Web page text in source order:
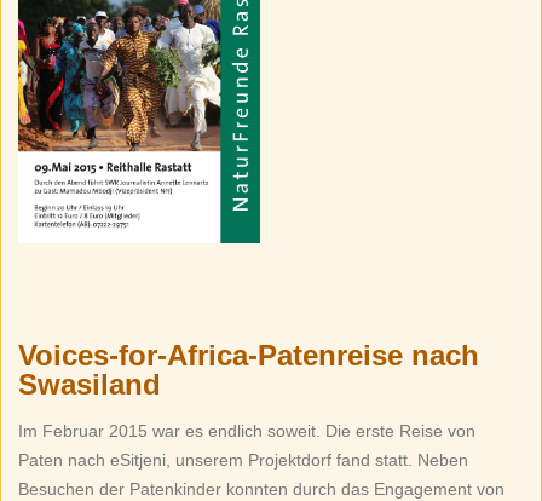
Voices-for-Africa-Patenreise nach
Swasiland
Im Februar 2015 war es endlich soweit. Die erste Reise von
Paten nach eSitjeni, unserem Projektdorf fand statt. Neben
Besuchen der Patenkinder konnten durch das Engagement von